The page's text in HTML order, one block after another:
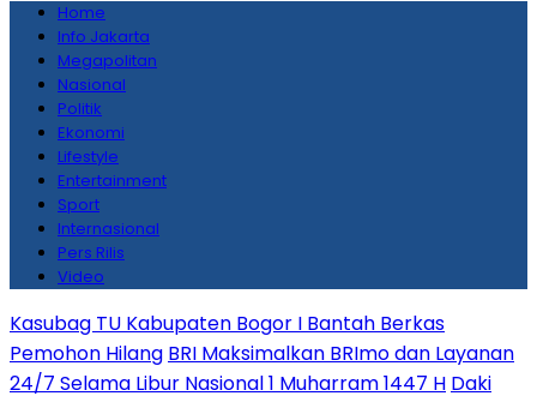
Home
Info Jakarta
Megapolitan
Nasional
Politik
Ekonomi
Lifestyle
Entertainment
Sport
Internasional
Pers Rilis
Video
Kasubag TU Kabupaten Bogor I Bantah Berkas
Pemohon Hilang BRI Maksimalkan BRImo dan Layanan
24/7 Selama Libur Nasional 1 Muharram 1447 H Daki